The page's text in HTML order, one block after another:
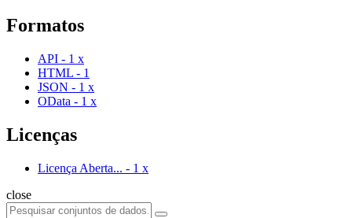
Formatos
API - 1 x
HTML - 1
JSON - 1 x
OData - 1 x
Licenças
Licença Aberta... - 1 x
close